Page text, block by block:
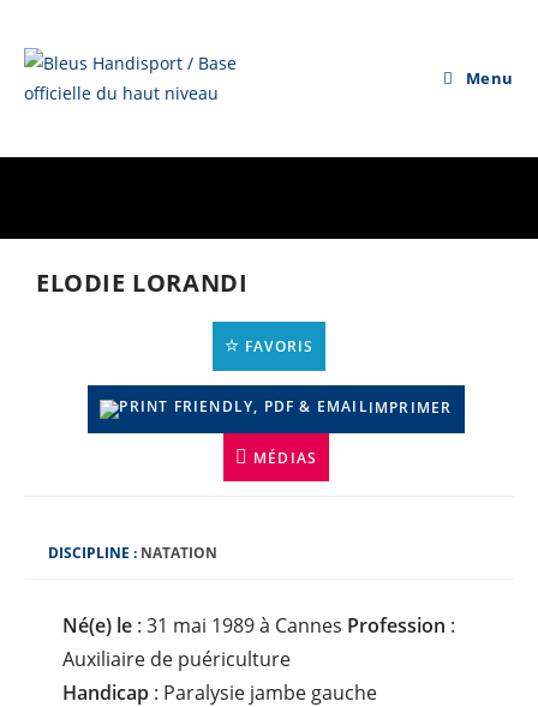
content
Menu
ELODIE LORANDI
FAVORIS
IMPRIMER
MÉDIAS
D
DISCIPLINE : NATATION
Né(e) le : 31 mai 1989 à Cannes Profession :
Auxiliaire de puériculture
Handicap : Paralysie jambe gauche